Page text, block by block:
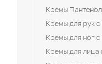
Кремы
Кремы для рук
Кремы для ног
Кремы для лица